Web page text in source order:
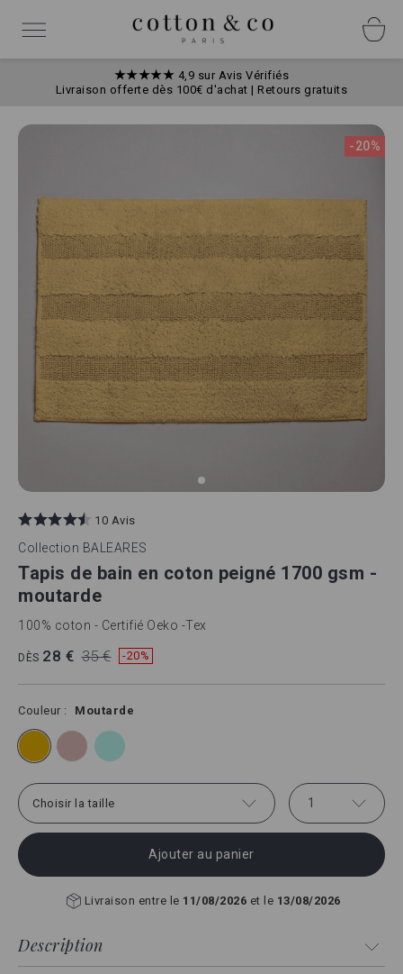
contenu
Basculer
★★★★★ 4,9 sur Avis Vérifiés
Livraison offerte dès 100€ d'achat | Retours gratuits
10 Avis
Collection BALEARES
Tapis de bain en coton peigné 1700 gsm -
moutarde
100% coton - Certifié Oeko -Tex
DÈS 28 € 35 € -20%
Couleur Moutarde
Choisir la taille 1
Ajouter au panier
Livraison entre le 11/08/2026 et le 13/08/2026
Description
Skip
the
images
gallery
-20%
to
the
beginning
the
images
gallery